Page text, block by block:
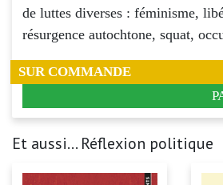
de luttes diverses : féminisme,
résurgence autochtone, squat,
SUR COMMANDE
Et aussi... Réflexion politique